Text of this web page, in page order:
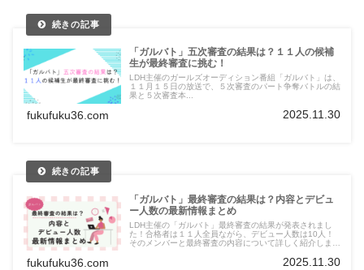
「ガルバト」五次審査の結果は？１１人の候補
生が最終審査に挑む！
LDH主催のガールズオーディション番組「ガルバト」は、
１１月１５日の放送で、５次審査のパート争奪バトルの結
果と５次審査本...
fukufuku36.com 2025.11.30
「ガルバト」最終審査の結果は？内容とデビュ
ー人数の最新情報まとめ
LDH主催の「ガルバト」最終審査の結果が発表されまし
た！合格者は１１人全員ながら、デビュー人数は10人！
そのメンバーと最終審査の内容について詳しく紹介しま
fukufuku36.com 2025.11.30